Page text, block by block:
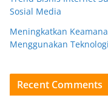
Sosial Media
Meningkatkan
Menggunakan
Recent Comments